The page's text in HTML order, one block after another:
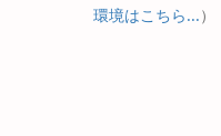
環境はこちら...）